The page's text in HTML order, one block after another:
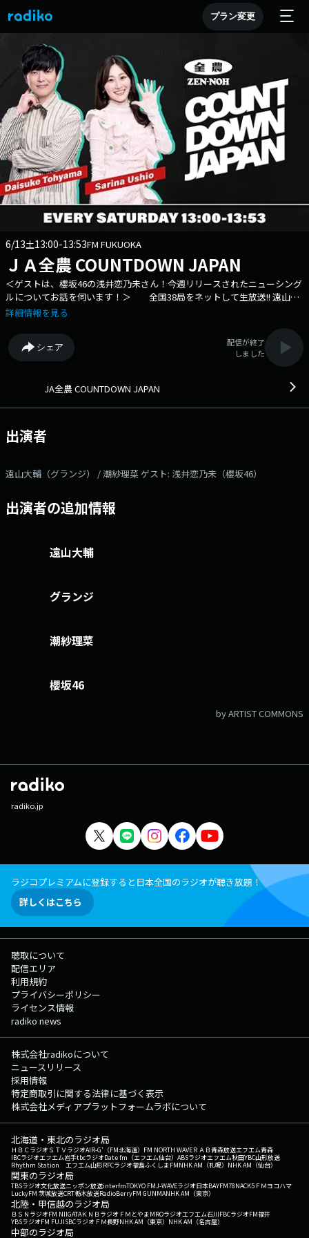
プラン変更
6/13土13:00-13:53FM FUKUOKA
ＪＡ全農 COUNTDOWN JAPAN
＜ゲストは、櫻坂46の浅井恋乃未さん！今週リリースされたニューシング
ルについてお話を伺います！＞ 全国38局をネットして生放送!! 遠山大
輔と潮紗理菜が土曜日のお昼を音楽とともに彩ります。 番組オリジナ
トもあります！ そして本日のゲストは、櫻坂46の浅井恋乃未さ
ん！ 今週リリースされたニューシングル『Lonesome rabbit / What's
"KAZOKU"?』についてお話を伺います!! オンエアリアクションやメッ
ゲスト： 浅井恋乃未（櫻坂46） 番組Webサイト：
「#JA全農CDJ」 Xアカウントは「@JA_CDJ」
詳細情報を見る
シェア
配信が終了
しました
JA全農 COUNTDOWN JAPAN
出演者
遠山大輔（グランジ） / 潮紗理菜 ゲスト: 浅井恋乃未（櫻坂46）
出演者の追加情報
遠山大輔
グランジ
潮紗理菜
櫻坂46
by ARTIST COMMONS
radiko.jp
ラジコプレミアムに登録すると日本全国のラジオが聴き放題！
詳しくはこちら
聴取について
配信エリア
利用規約
プライバシーポリシー
ライセンス情報
radiko news
株式会社radikoについて
ニュースリリース
採用情報
特定商取引に関する法律に基づく表示
株式会社メディアプラットフォームラボについて
北海道・東北のラジオ局
ＨＢＣラジオＳＴＶラジオAIR-G'（FM北海道） FM NORTH WAVEＲＡＢ青森放送エフエム青森
IBCラジオエフエム岩手tbcラジオDate fm（エフエム仙台） ABSラジオエフエム秋田YBC山形放送
Rhythm Station エフエム山形RFCラジオ福島ふくしまFMNHK AM（札幌） NHK AM（仙台）
関東のラジオ局
TBSラジオ文化放送ニッポン放送interfmTOKYO FMJ-WAVEラジオ日本BAYFM78NACK5 ＦＭヨコハマ
LuckyFM 茨城放送CRT栃木放送RadioBerryFM GUNMANHK AM（東京）
北陸・甲信越のラジオ局
ＢＳＮラジオFM NIIGATAＫＮＢラジオ ＦＭとやまMROラジオエフエム石川FBCラジオFM福井
YBSラジオFM FUJISBCラジオ ＦＭ長野NHK AM（東京） NHK AM（名古屋）
中部のラジオ局